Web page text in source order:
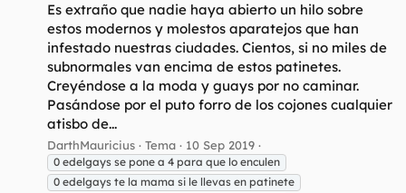
Es extraño que nadie haya abierto un hilo sobre
estos modernos y molestos aparatejos que han
infestado nuestras ciudades. Cientos, si no miles de
subnormales van encima de estos patinetes.
Creyéndose a la moda y guays por no caminar.
Pasándose por el puto forro de los cojones cualquier
atisbo de...
DarthMauricius Tema 10 Sep 2019
0 edelgays se pone a 4 para que lo enculen
0 edelgays te la mama si le llevas en patinete